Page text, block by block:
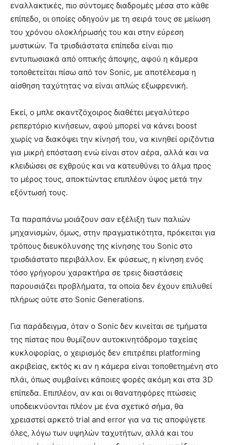
εναλλακτικές, πιο σύντομες διαδρομές μέσα στο κάθε
επίπεδο, οι οποίες οδηγούν με τη σειρά τους σε μείωση
του χρόνου ολοκλήρωσής του και στην εύρεση
μυστικών. Τα τρισδιάστατα επίπεδα είναι πιο
εντυπωσιακά από οπτικής άποψης, αφού η κάμερα
τοποθετείται πίσω από τον Sonic, με αποτέλεσμα η
αίσθηση ταχύτητας να είναι απλώς εξωφρενική.
Εκεί, ο μπλε σκαντζόχοιρος διαθέτει μεγαλύτερο
ρεπερτόριο κινήσεων, αφού μπορεί να κάνει boost
χωρίς να διακόψει την κίνησή του, να κινηθεί οριζόντια
για μικρή επόσταση ενώ είναι στον αέρα, αλλά και να
κλειδώσει σε εχθρούς και να κατευθύνει το άλμα προς
το μέρος τους, αποκτώντας επιπλέον ύψος μετά την
εξόντωσή τους.
Τα παραπάνω μοιάζουν σαν εξέλιξη των παλιών
μηχανισμών, όμως, στην πραγματικότητα, πρόκειται για
τρόπους διευκόλυνσης της κίνησης του Sonic στο
τρισδιάστατο περιβάλλον. Εκ φύσεως, η κίνηση ενός
τόσο γρήγορου χαρακτήρα σε τρεις διαστάσεις
παρουσιάζει προβλήματα, τα οποία δεν έχουν επιλυθεί
πλήρως ούτε στο Sonic Generations.
Για παράδειγμα, όταν ο Sonic δεν κινείται σε τμήματα
της πίστας που θυμίζουν αυτοκινητόδρομο ταχείας
κυκλοφορίας, ο χειρισμός δεν επιτρέπει platforming
ακριβείας, εκτός κι αν η κάμερα είναι τοποθετημένη στο
πλάι, όπως συμβαίνει κάποιες φορές ακόμη και στα 3D
επίπεδα. Επιπλέον, αν και οι θανατηφόρες πτώσεις
υποδεικνύονται πλέον με ένα σχετικό σήμα, θα
χρειαστεί αρκετό trial and error για να τις αποφύγετε
όλες, λόγω των υψηλών ταχυτήτων, αλλά και του